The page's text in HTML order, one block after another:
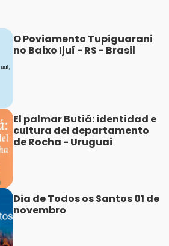
O Poviamento Tupiguarani
no Baixo Ijuí - RS - Brasil
El palmar Butiá: identidad e
cultura del departamento
de Rocha - Uruguai
Dia de Todos os Santos 01 de
novembro